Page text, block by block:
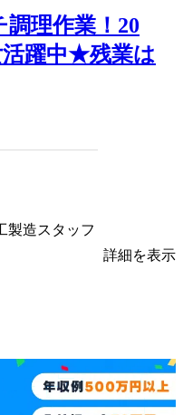
理作業！20
活躍中★残業は
製造スタッフ
詳細を表示